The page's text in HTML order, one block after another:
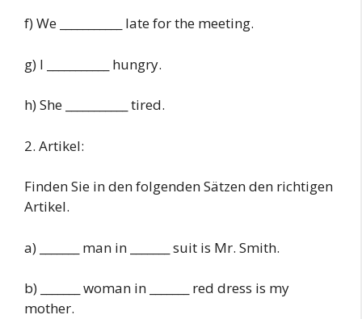
f) We ___________ late for the meeting.
g) I ___________ hungry.
h) She ___________ tired.
2. Artikel:
Finden Sie in den folgenden Sätzen den richtigen
Artikel.
a) _______ man in _______ suit is Mr. Smith.
b) _______ woman in _______ red dress is my
mother.